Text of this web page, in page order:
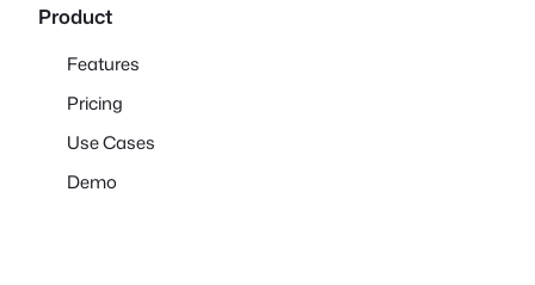
Product
Features
Pricing
Use Cases
Demo